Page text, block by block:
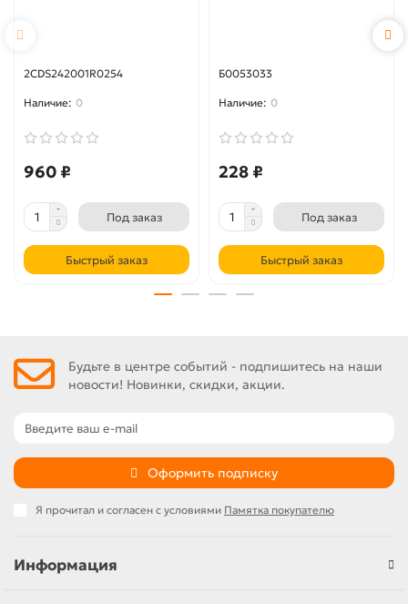
2CDS242001R0254
0
960 ₽
Под заказ
Быстрый заказ
Б0053033
0
228 ₽
Под заказ
Быстрый заказ
Будьте в центре событий - подпишитесь на наши
новости! Новинки, скидки, акции.
Оформить подписку
Я прочитал и согласен с условиями Памятка покупателю
Информация